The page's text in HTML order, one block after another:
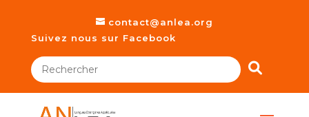
contact@anlea.org
Suivez nous sur Facebook